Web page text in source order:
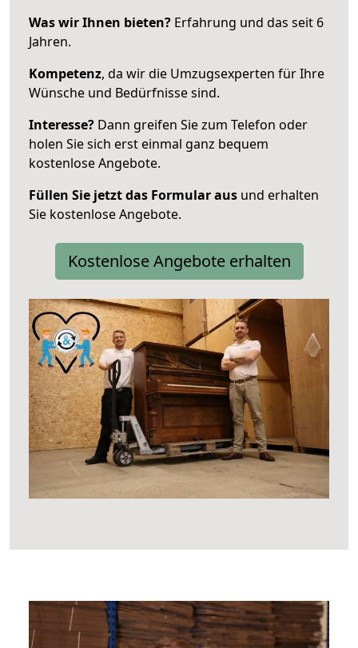
Was wir Ihnen bieten? Erfahrung und das seit 6
Jahren.
Kompetenz, da wir die Umzugsexperten für Ihre
Wünsche und Bedürfnisse sind.
Interesse? Dann greifen Sie zum Telefon oder
holen Sie sich erst einmal ganz bequem
kostenlose Angebote.
Füllen Sie jetzt das Formular aus und erhalten
Sie kostenlose Angebote.
Kostenlose Angebote erhalten